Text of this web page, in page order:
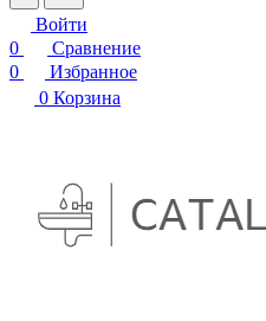
Войти
0
Сравнение
0
Избранное
0 Корзина